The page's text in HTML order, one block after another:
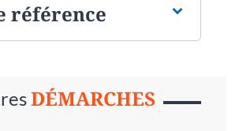
référence
DÉMARCHES